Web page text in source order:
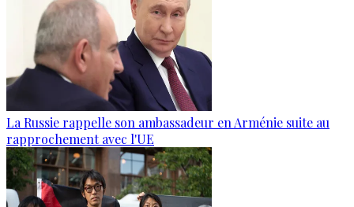
La Russie rappelle son ambassadeur en Arménie suite au
rapprochement avec l'UE